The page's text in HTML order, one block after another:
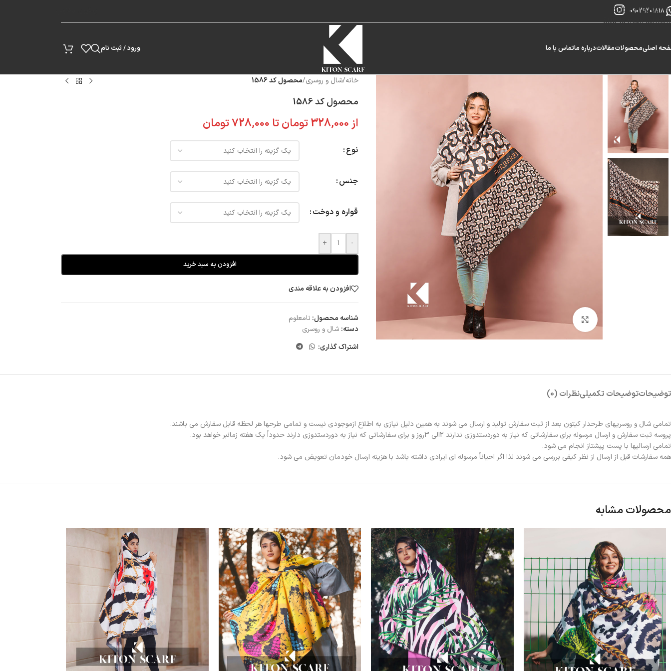
Skip to navigation
Skip to main content
09029201818
اصلیمحصولاتمقالاتدرباره ماتماس با ما ورود / ثبت نام
بزرگنمایی تصویر
خانه/شال و روسری/محصول کد 1586
محصول کد 1586
از328,000تومانتا 728,000تومان
نوع
جنس
قواره و دوخت
-
+
افزودن به سبد خرید
افزودن به علاقه مندی
شناسه محصول: نامعلوم
دسته: شال و روسری
اشتراک گذاری:
توضیحاتتوضیحات تکمیلینظرات (0)
تمامی شال و روسریهای طرحدار کیتون بعد از ثبت سفارش تولید و ارسال می شوند به همین دلیل نیازی به اطلاع ازموجودی نیست و تمامی طرحها هر لحظه قابل سفارش می باشند.
پروسه ثبت سفارش و ارسال مرسوله برای سفارشاتی که نیاز به دوردستدوزی ندارند 2الی 3روز و برای سفارشاتی که نیاز به دوردستدوزی دارند حدوداً یک هفته زمانبر خواهد بود.
تمامی ارسالیها با پست پیشتاز انجام می شود.
همه سفارشات قبل از ارسال از نظر کیفی بررسی می شوند لذا اگر احیاناً مرسوله ای ایرادی داشته باشد با هزینه ارسال خودمان تعویض می شود.
محصولات مشابه